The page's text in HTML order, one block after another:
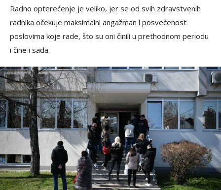
Radno opterećenje je veliko, jer se od svih zdravstvenih
radnika očekuje maksimalni angažman i posvećenost
poslovima koje rade, što su oni činili u prethodnom periodu
i čine i sada.